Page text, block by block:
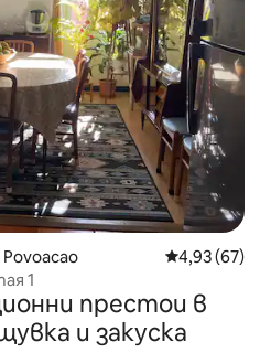
Средна
4,93 (67)
1
престои в
и закуска